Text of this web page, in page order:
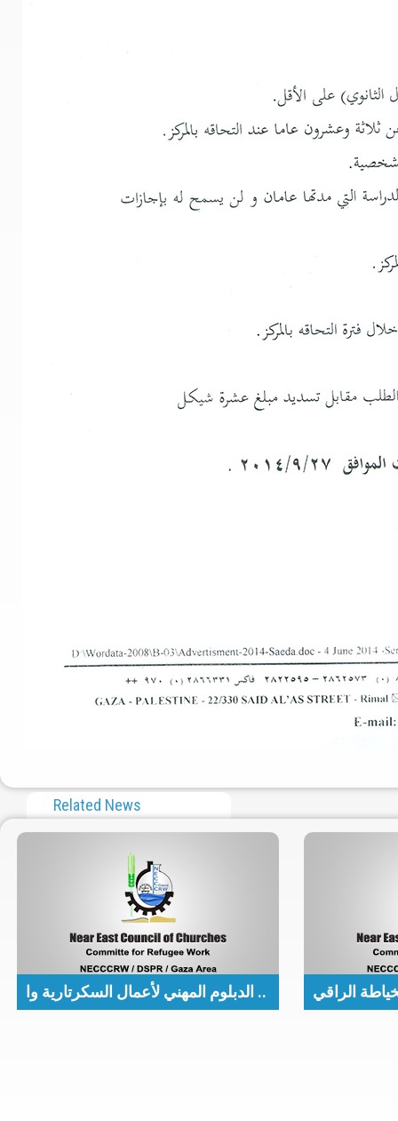
Related News
الدبلوم المهني لأعمال السكرتارية وا ..
الراقي